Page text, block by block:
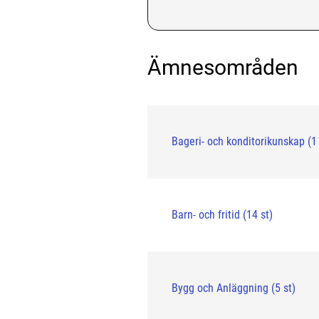
Ämnesområden
Bageri- och konditorikunskap
Barn- och fritid (14 st)
Bygg och Anläggning (5 st)